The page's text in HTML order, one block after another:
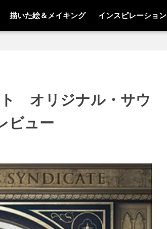
描いた絵＆メイキング インスピレーション
オリジナル・サウ
ビュー